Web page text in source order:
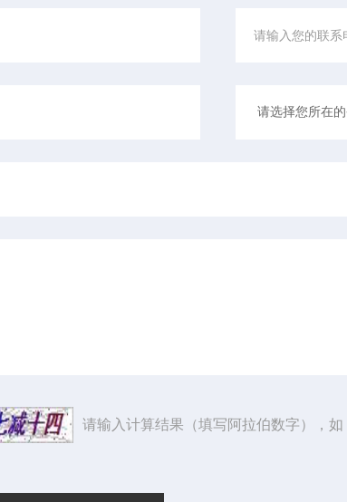
请输入计算结果（填写阿拉伯数字），如